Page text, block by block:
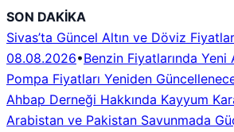
İçeriğe
geç
SON DAKİKA
Sivas’ta Güncel Altın ve Döviz
08.08.2026•Benzin Fiyatlarında Yeni
Pompa Fiyatları Yeniden
Ahbap Derneği Hakkında Kayyum
Arabistan ve Pakistan Savunmada